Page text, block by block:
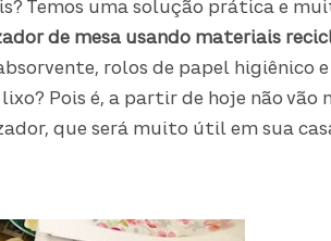
Temos uma solução prática e
de mesa usando materiais
rolos de papel higiênico e
Pois é, a partir de hoje não vão
que será muito útil em sua